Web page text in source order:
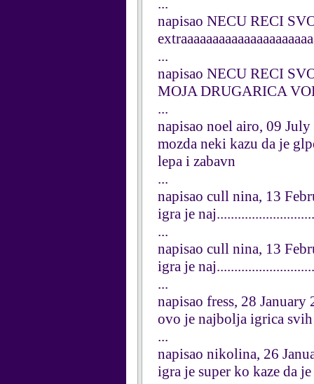
...
napisao NECU RECI
...
napisao NECU RECI
MOJA DRUGARICA
...
napisao noel airo, 09 July
mozda neki kazu da je
lepa i zabavn
...
napisao cull nina, 13
igra je
...
napisao cull nina, 13
igra je
...
napisao fress, 28 January
ovo je najbolja igrica
...
napisao nikolina, 26
igra je super ko kaze da